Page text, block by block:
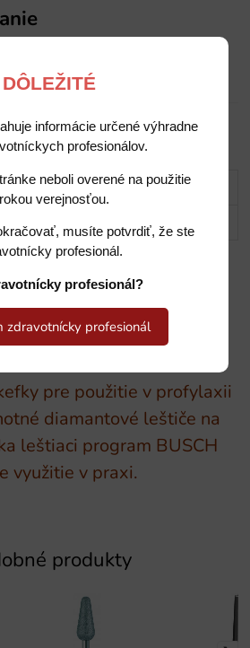
DÔLEŽITÉ
informácie určené výhradne
profesionálov.
neboli overené na použitie
verejnosťou.
musíte potvrdiť, že ste
profesionál.
profesionál?
zdravotnícky profesionál
do obľúbených Zdielať
Popis
poradiť?
BUSCH
pre použitie v profylaxii
diamantové leštiče na
leštiaci program BUSCH
využitie v praxi.
produkty